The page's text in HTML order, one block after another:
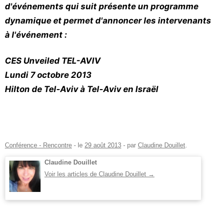
d'événements qui suit présente un programme
dynamique et permet d'annoncer les intervenants
à l'événement :
CES Unveiled TEL-AVIV
Lundi 7 octobre 2013
Hilton de Tel-Aviv à Tel-Aviv en Israël
Conférence - Rencontre - le 29 août 2013 - par Claudine Douillet.
Claudine Douillet
Voir les articles de Claudine Douillet →